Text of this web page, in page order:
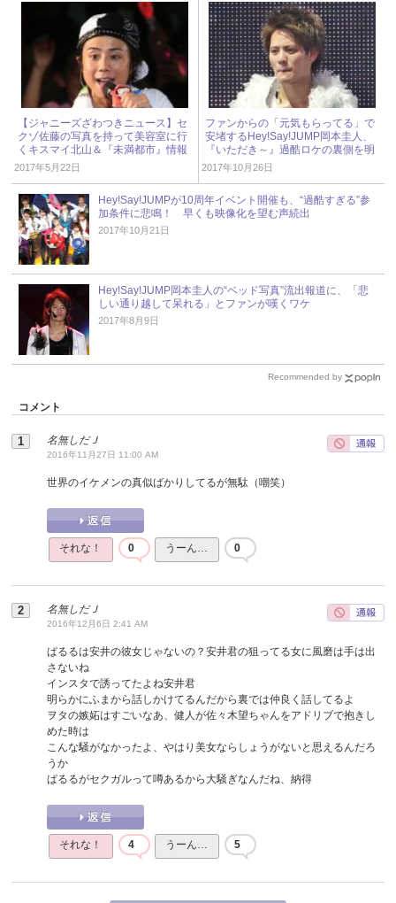
【ジャニーズざわつきニュース】セ
クゾ佐藤の写真を持って美容室に行
くキスマイ北山＆『未満都市』情報
解禁1年前の奇跡
2017年5月22日
ファンからの「元気もらってる」で
安堵するHey!Say!JUMP岡本圭人、
『いただき～』過酷ロケの裏側を明
かす！
2017年10月26日
Hey!Say!JUMPが10周年イベント開催も、“過酷すぎる”参
加条件に悲鳴！ 早くも映像化を望む声続出
2017年10月21日
Hey!Say!JUMP岡本圭人の“ベッド写真”流出報道に、「悲
しい通り越して呆れる」とファンが嘆くワケ
2017年8月9日
Recommended by
コメント
名無しだＪ
2016年11月27日 11:00 AM
世界のイケメンの真似ばかりしてるが無駄（嘲笑）
それな！ 0 うーん… 0
名無しだＪ
2016年12月6日 2:41 AM
ぱるるは安井の彼女じゃないの？安井君の狙ってる女に風磨は手は出
さないね
インスタで誘ってたよね安井君
明らかにふまから話しかけてるんだから裏では仲良く話してるよ
ヲタの嫉妬はすごいなあ、健人が佐々木望ちゃんをアドリブで抱きし
めた時は
こんな騒がなかったよ、やはり美女ならしょうがないと思えるんだろ
うか
ぱるるがセクガルって噂あるから大騒ぎなんだね、納得
それな！ 4 うーん… 5